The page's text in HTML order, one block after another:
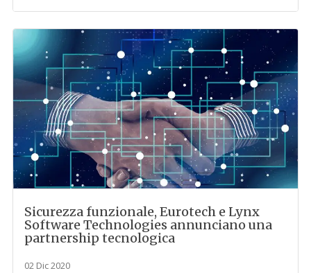
Sicurezza funzionale, Eurotech e Lynx
Software Technologies annunciano una
partnership tecnologica
02 Dic 2020